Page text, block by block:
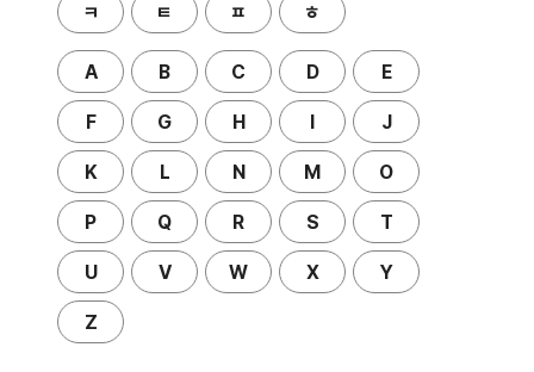
ㅋ ㅌ ㅍ ㅎ
A B C D E
F G H I J
K L N M O
P Q R S T
U V W X Y
Z